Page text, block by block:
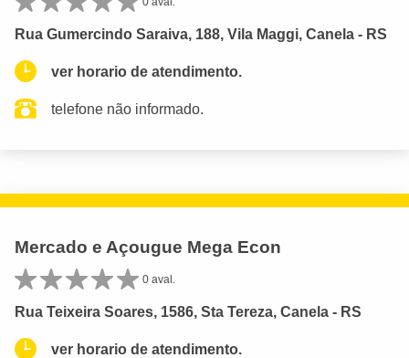
Rua Gumercindo Saraiva, 188, Vila Maggi, Canela - RS
ver horario de atendimento.
telefone não informado.
Mercado e Açougue Mega Econ
0 aval.
Rua Teixeira Soares, 1586, Sta Tereza, Canela - RS
ver horario de atendimento.